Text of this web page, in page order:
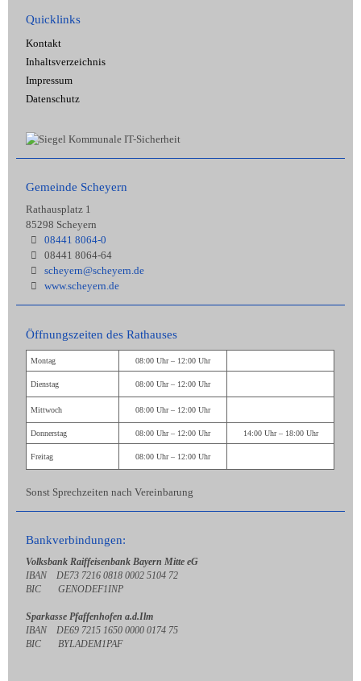
Quicklinks
Kontakt
Inhaltsverzeichnis
Impressum
Datenschutz
Gemeinde Scheyern
Rathausplatz 1
85298 Scheyern
08441 8064-0
08441 8064-64
scheyern@scheyern.de
www.scheyern.de
Öffnungszeiten des Rathauses
Montag 08:00 Uhr – 12:00 Uhr
Dienstag 08:00 Uhr – 12:00 Uhr
Mittwoch 08:00 Uhr – 12:00 Uhr
Donnerstag 08:00 Uhr – 12:00 Uhr 14:00 Uhr – 18:00 Uhr
Freitag 08:00 Uhr – 12:00 Uhr
Sonst Sprechzeiten nach Vereinbarung
Bankverbindungen:
Volksbank Raiffeisenbank Bayern Mitte eG
IBAN DE73 7216 0818 0002 5104 72
BIC GENODEF1INP
Sparkasse Pfaffenhofen a.d.Ilm
IBAN DE69 7215 1650 0000 0174 75
BIC BYLADEM1PAF